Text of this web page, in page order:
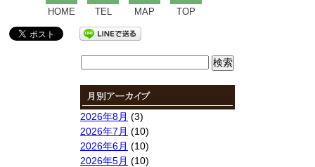
HOME TEL MAP TOP
2026年8月 (3)
2026年7月 (10)
2026年6月 (10)
2026年5月 (10)